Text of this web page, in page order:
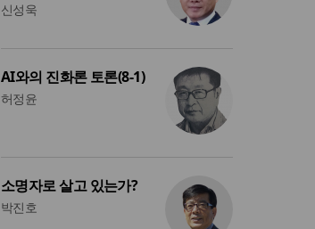
신성욱
AI와의 진화론 토론(8-1)
허정윤
소명자로 살고 있는가?
박진호